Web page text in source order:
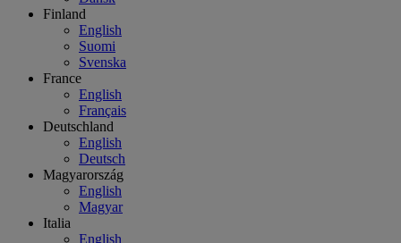
Finland
English
Suomi
Svenska
France
English
Français
Deutschland
English
Deutsch
Magyarország
English
Magyar
Italia
English